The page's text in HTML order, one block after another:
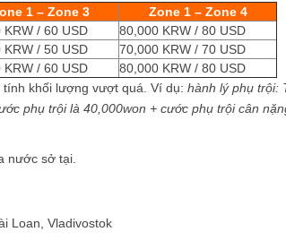
1 – Zone 3
Zone 1 – Zone 4
KRW / 60 USD
80,000 KRW / 80 USD
KRW / 50 USD
70,000 KRW / 70 USD
KRW / 60 USD
80,000 KRW / 80 USD
khối lượng vượt quá. Ví dụ: hành lý phụ trội:
phụ trội là 40,000won + cước phụ trội cân
nước sở tại.
Loan, Vladivostok